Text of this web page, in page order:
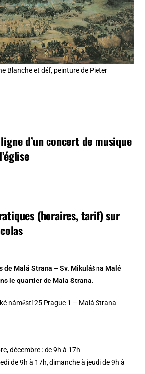
Blanche et déf, peinture de Pieter
d’un concert de musique
(horaires, tarif) sur
de Malá Strana – Sv. Mikuláš na Malé
le quartier de Mala Strana.
náměstí 25 Prague 1 – Malá Strana
décembre : de 9h à 17h
de 9h à 17h, dimanche à jeudi de 9h à